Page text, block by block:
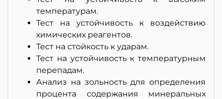
температурам.
Тест на устойчивость к воздействию
химических реагентов.
Тест на стойкость к ударам.
Тест на устойчивость к температурным
перепадам.
Анализ на зольность для определения
процента содержания минеральных